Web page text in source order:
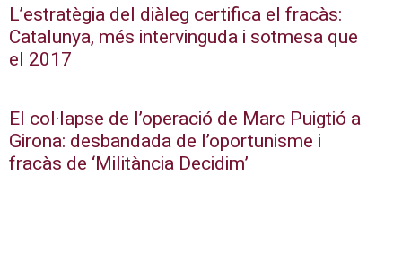
L’estratègia del diàleg certifica el fracàs:
Catalunya, més intervinguda i sotmesa que
el 2017
El col·lapse de l’operació de Marc Puigtió a
Girona: desbandada de l’oportunisme i
fracàs de ‘Militància Decidim’